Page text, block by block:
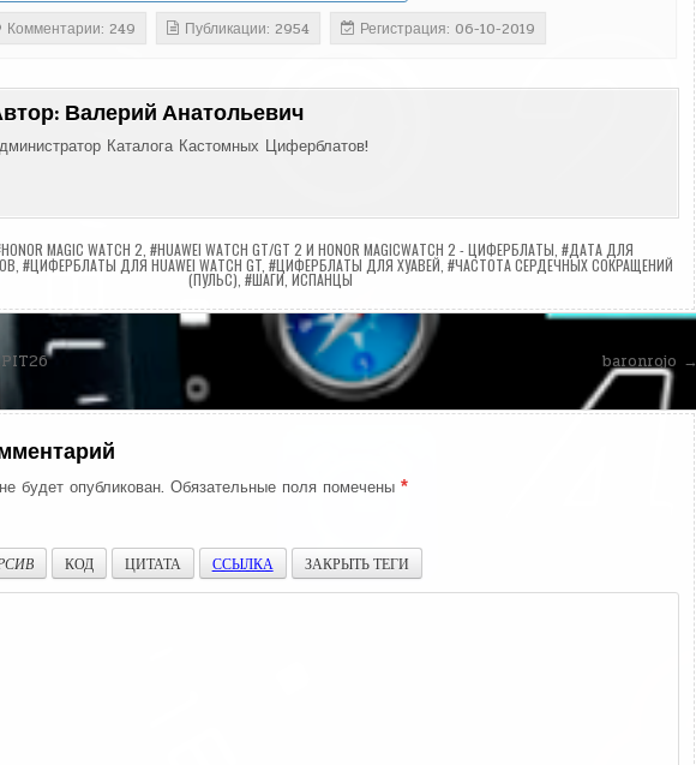
Комментарии: 249 Публикации: 2954 Регистрация: 06-10-2019
Валерий Анатольевич
Каталога Кастомных Циферблатов!
MAGIC WATCH 2, #HUAWEI WATCH GT/GT 2 И HONOR MAGICWATCH 2 - ЦИФЕРБЛАТЫ, #ДАТА ДЛЯ
, #ЦИФЕРБЛАТЫ ДЛЯ HUAWEI WATCH GT, #ЦИФЕРБЛАТЫ ДЛЯ ХУАВЕЙ, #ЧАСТОТА СЕРДЕЧНЫХ СОКРАЩЕНИЙ
(ПУЛЬС),#ШАГИ,ИСПАНЦЫ
baronrojo →
будет опубликован. Обязательные поля помечены *
КОД ЦИТАТА ССЫЛКА ЗАКРЫТЬ ТЕГИ